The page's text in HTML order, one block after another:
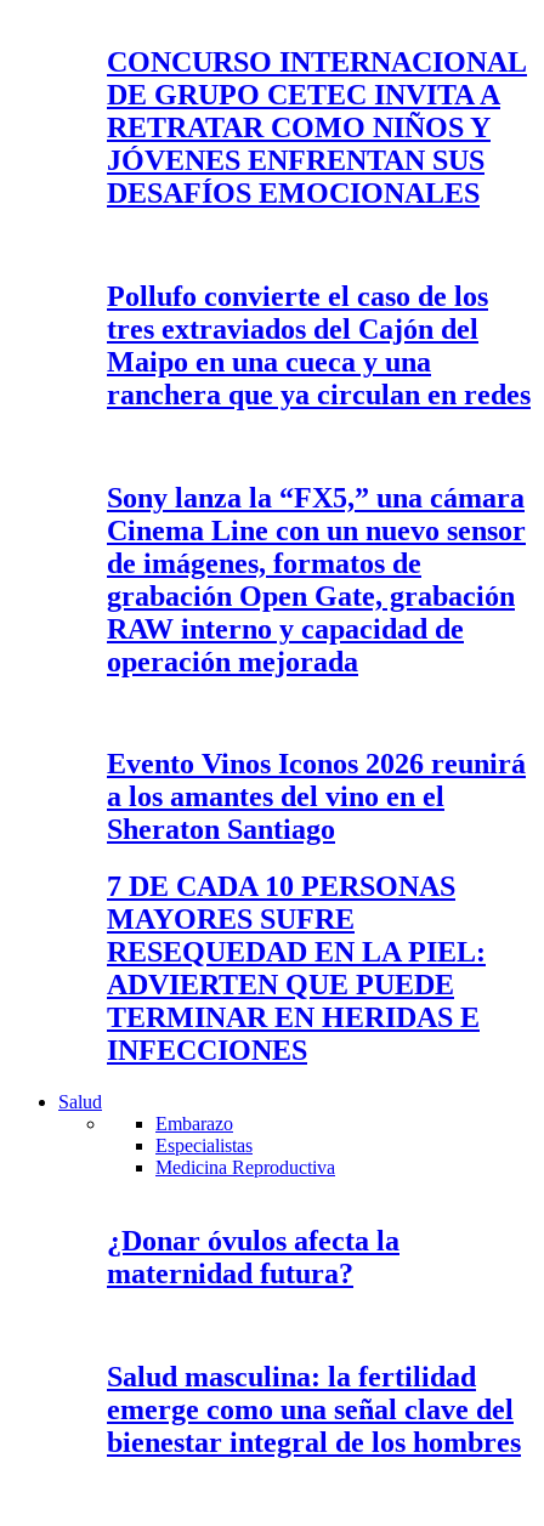
CONCURSO INTERNACIONAL
DE GRUPO CETEC INVITA A
RETRATAR COMO NIÑOS Y
JÓVENES ENFRENTAN SUS
DESAFÍOS EMOCIONALES
Pollufo convierte el caso de los
tres extraviados del Cajón del
Maipo en una cueca y una
ranchera que ya circulan en redes
Sony lanza la “FX5,” una cámara
Cinema Line con un nuevo sensor
de imágenes, formatos de
grabación Open Gate, grabación
RAW interno y capacidad de
operación mejorada
Evento Vinos Iconos 2026 reunirá
a los amantes del vino en el
Sheraton Santiago
7 DE CADA 10 PERSONAS
MAYORES SUFRE
RESEQUEDAD EN LA PIEL:
ADVIERTEN QUE PUEDE
TERMINAR EN HERIDAS E
INFECCIONES
Salud
Embarazo
Especialistas
Medicina Reproductiva
¿Donar óvulos afecta la
maternidad futura?
Salud masculina: la fertilidad
emerge como una señal clave del
bienestar integral de los hombres